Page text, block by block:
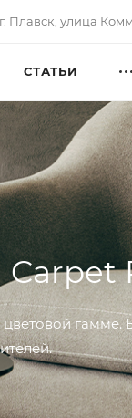
г. Плавск, улица
СТАТЬИ
Carpet
цветовой